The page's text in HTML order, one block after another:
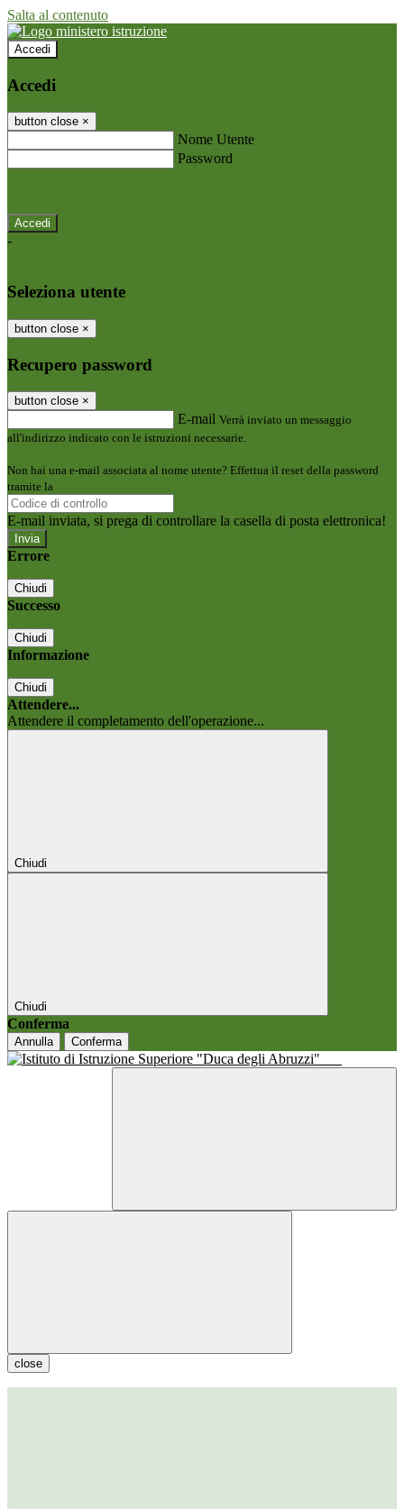
Salta al contenuto
Accedi
Accedi
button close ×
Nome Utente
Password
-
Seleziona utente
button close ×
Recupero password
button close ×
E-mail Verrà inviato un messaggio
all'indirizzo indicato con le istruzioni necessarie.
Non hai una e-mail associata al nome utente? Effettua il reset della password
tramite la
E-mail inviata, si prega di controllare la casella di posta elettronica!
Errore
Chiudi
Successo
Chiudi
Informazione
Chiudi
Attendere...
Attendere il completamento dell'operazione...
Chiudi
Chiudi
Conferma
Annulla Conferma
close